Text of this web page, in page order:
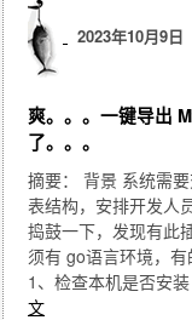
2023年10月9日
爽。。。一键导出
了。。。
摘要： 背景 系统需
表结构，安排开发人
捣鼓一下，发现有此
须有 go语言环境，
1、检查本机是否安
文